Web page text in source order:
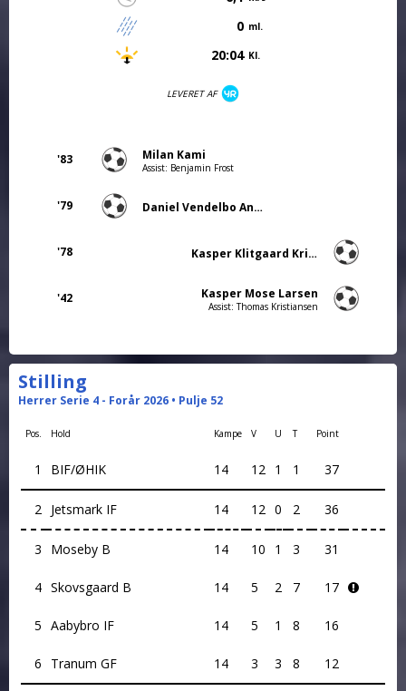
0 ml.
20:04 Kl.
LEVERET AF
'83 Milan Kami
Assist: Benjamin Frost
'79 Daniel Vendelbo Andersen
'78 Kasper Klitgaard Kristensen
'42 Kasper Mose Larsen
Assist: Thomas Kristiansen
Stilling
Herrer Serie 4 - Forår 2026 • Pulje 52
Pos. Hold Kampe V U T Point
1 BIF/ØHIK 14 12 1 1 37
2 Jetsmark IF 14 12 0 2 36
3 Moseby B 14 10 1 3 31
4 Skovsgaard B 14 5 2 7 17
5 Aabybro IF 14 5 1 8 16
6 Tranum GF 14 3 3 8 12